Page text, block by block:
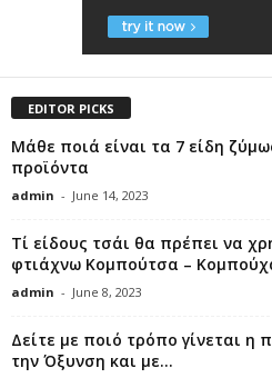
EDITOR PICKS
Μάθε ποιά είναι τα 7 είδη
προϊόντα
admin - June 14, 2023
Τί είδους τσάι θα πρέπει να
φτιάχνω Κομπούτσα –
admin - June 8, 2023
Δείτε με ποιό τρόπο γίνεται η
την Όξυνση και με...